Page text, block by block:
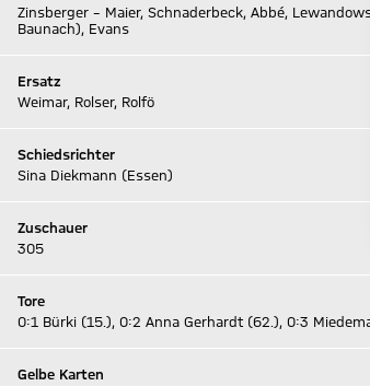
Zinsberger – Maier, Schnaderbeck, Abbé,
Baunach), Evans
Ersatz
Weimar, Rolser, Rolfö
Schiedsrichter
Sina Diekmann (Essen)
Zuschauer
305
Tore
0:1 Bürki (15.), 0:2 Anna Gerhardt (62.), 0:3
Gelbe Karten